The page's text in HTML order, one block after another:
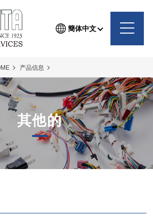
簡体中文
产品信息
/各种配件产品 其他的
其他的